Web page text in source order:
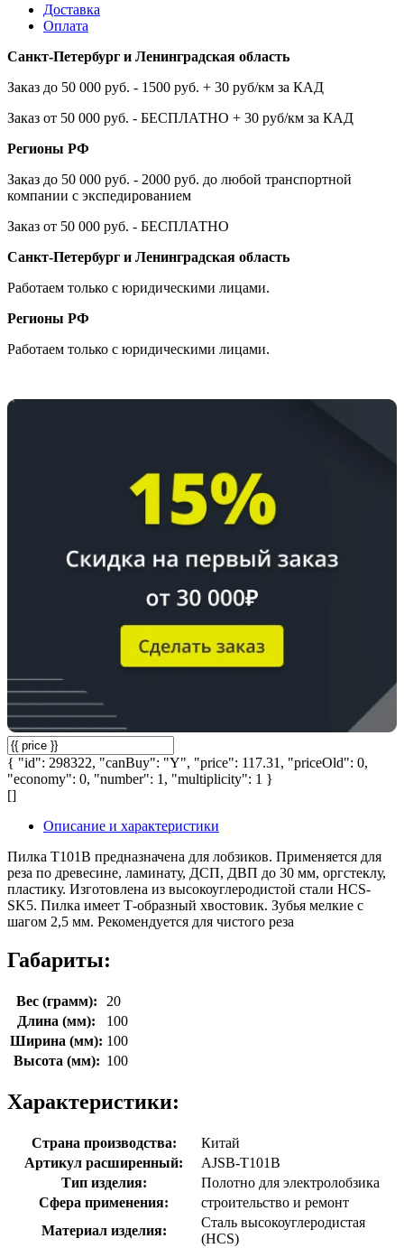
Доставка
Оплата
Санкт-Петербург и Ленинградская область
Заказ до 50 000 руб. - 1500 руб. + 30 руб/км за КАД
Заказ от 50 000 руб. - БЕСПЛАТНО + 30 руб/км за КАД
Регионы РФ
Заказ до 50 000 руб. - 2000 руб. до любой транспортной
компании с экспедированием
Заказ от 50 000 руб. - БЕСПЛАТНО
Санкт-Петербург и Ленинградская область
Работаем только с юридическими лицами.
Регионы РФ
Работаем только с юридическими лицами.
{ "id": 298322, "canBuy": "Y", "price": 117.31, "priceOld": 0,
"economy": 0, "number": 1, "multiplicity": 1 }
[]
Описание и характеристики
Пилка T101B предназначена для лобзиков. Применяется для
реза по древесине, ламинату, ДСП, ДВП до 30 мм, оргстеклу,
пластику. Изготовлена из высокоуглеродистой стали HCS-
SK5. Пилка имеет Т-образный хвостовик. Зубья мелкие с
шагом 2,5 мм. Рекомендуется для чистого реза
Габариты:
Вес (грамм):
20
Длина (мм):
100
Ширина (мм): 100
Высота (мм): 100
Характеристики:
Страна производства:
Китай
Артикул расширенный:
AJSB-T101B
Тип изделия:
Полотно для электролобзика
Сфера применения:
строительство и ремонт
Материал изделия:
Сталь высокоуглеродистая
(HCS)